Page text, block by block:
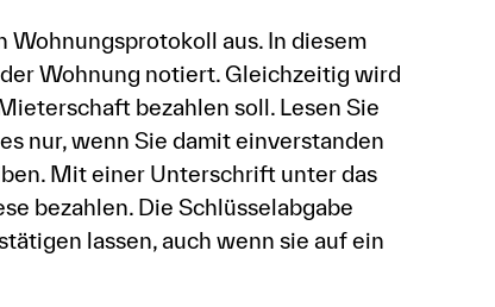
aus. In diesem
Wohnung notiert. Gleichzeitig wird
bezahlen soll. Lesen Sie
nur, wenn Sie damit einverstanden
Mit einer Unterschrift unter das
bezahlen. Die Schlüsselabgabe
lassen, auch wenn sie auf ein